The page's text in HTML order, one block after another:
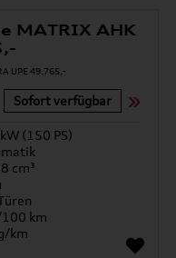
MATRIX AHK
Sofort verfügbar
(150 PS)
cm³
km
km